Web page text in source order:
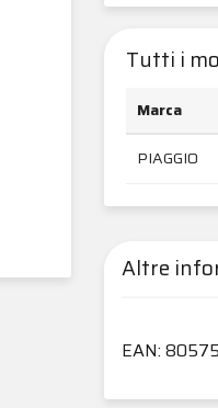
Tutti i
Marca
PIAGGIO
Altre
EAN: